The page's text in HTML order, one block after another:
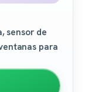
sensor de
para